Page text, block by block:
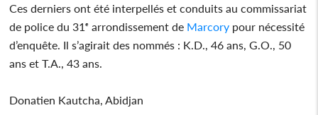
Ces derniers ont été interpellés et conduits au commissariat
de police du 31ᵉ arrondissement de Marcory pour nécessité
d’enquête. Il s’agirait des nommés : K.D., 46 ans, G.O., 50
ans et T.A., 43 ans.
Donatien Kautcha, Abidjan